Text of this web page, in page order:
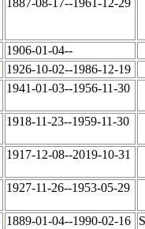
1887-08-17--1961-12-29
1906-01-04--
1926-10-02--1986-12-19
1941-01-03--1956-11-30
1918-11-23--1959-11-30
1917-12-08--2019-10-31
1927-11-26--1953-05-29
1889-01-04--1990-02-16